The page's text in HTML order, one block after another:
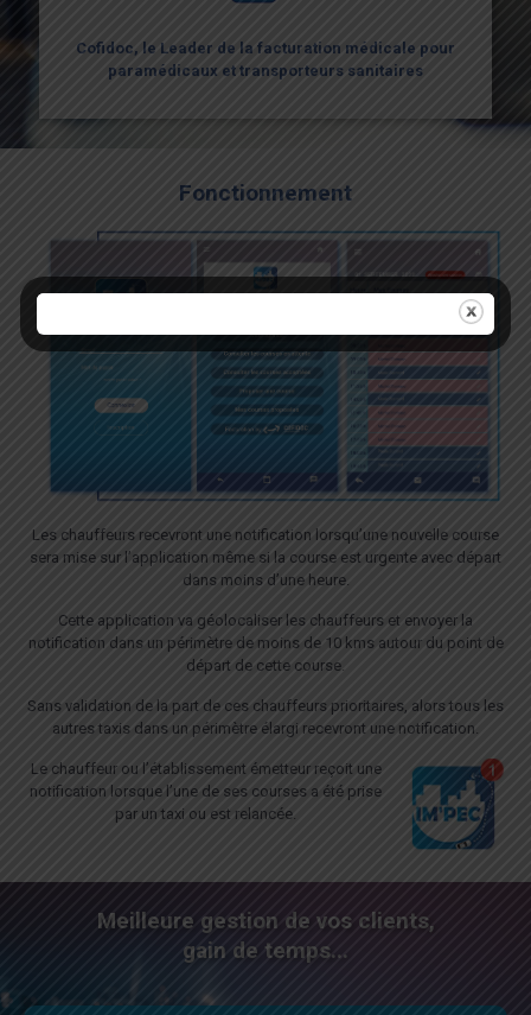
Cofidoc, le Leader de la facturation médicale pour
paramédicaux et transporteurs sanitaires
Cofidoc, le Leader de la facturation médicale pour
paramédicaux et transporteurs sanitaires
Les chauffeurs recevront une notification lorsqu’une
nouvelle course sera mise sur l’application même si la
Cette application va géolocaliser les chauffeurs et envoyer
la notification dans un périmètre de moins de 10 kms
Sans validation de la part de ces chauffeurs prioritaires,
alors tous les autres taxis dans un périmètre élargi
Le chauffeur ou l’établissement émetteur reçoit une notification
lorsque l’une de ses courses a été prise par un taxi ou est
Fonctionnement
Les chauffeurs recevront une notification lorsqu’une nouvelle course
sera mise sur l’application même si la course est urgente avec départ
dans moins d’une heure.
Cette application va géolocaliser les chauffeurs et envoyer la
notification dans un périmètre de moins de 10 kms autour du point de
départ de cette course.
Sans validation de la part de ces chauffeurs prioritaires, alors tous les
autres taxis dans un périmètre élargi recevront une notification.
Le chauffeur ou l’établissement émetteur reçoit une
notification lorsque l’une de ses courses a été prise
par un taxi ou est relancée.
Meilleure gestion de vos clients,
gain de temps...